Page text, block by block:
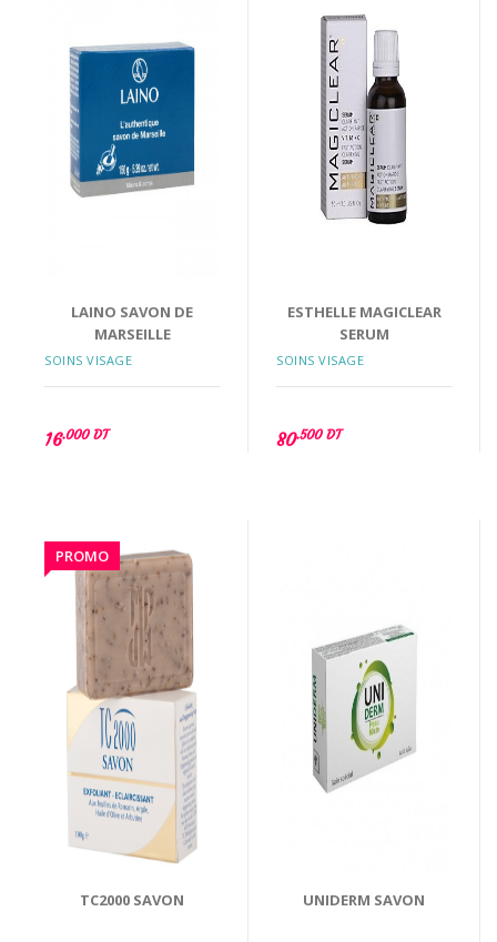
LAINO SAVON DE
MARSEILLE
SOINS VISAGE
16.000 DT
ESTHELLE MAGICLEAR
SERUM
SOINS VISAGE
80.500 DT
PROMO
TC2000 SAVON UNIDERM SAVON